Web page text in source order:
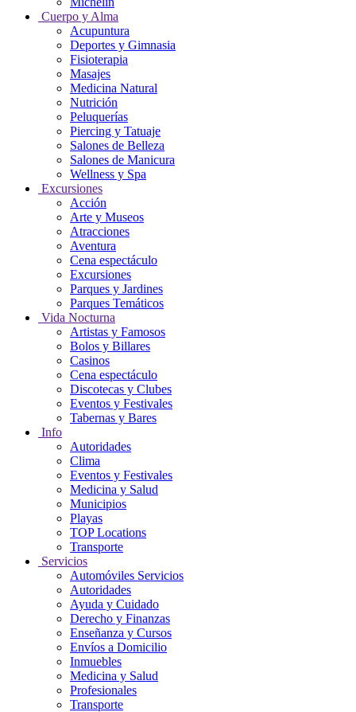
Cuerpo y Alma
Acupuntura
Deportes y Gimnasia
Fisioterapia
Masajes
Medicina Natural
Nutrición
Peluquerías
Piercing y Tatuaje
Salones de Belleza
Salones de Manicura
Wellness y Spa
Excursiones
Acción
Arte y Museos
Atracciones
Aventura
Cena espectáculo
Excursiones
Parques y Jardines
Parques Temáticos
Vida Nocturna
Artistas y Famosos
Bolos y Billares
Casinos
Cena espectáculo
Discotecas y Clubes
Eventos y Festivales
Tabernas y Bares
Info
Autoridades
Clima
Eventos y Festivales
Medicina y Salud
Municipios
Playas
TOP Locations
Transporte
Servicios
Automóviles Servicios
Autoridades
Ayuda y Cuidado
Derecho y Finanzas
Enseñanza y Cursos
Envíos a Domicilio
Inmuebles
Medicina y Salud
Profesionales
Transporte